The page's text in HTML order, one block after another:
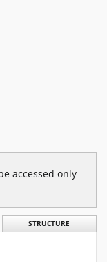
accessed only
STRUCTURE